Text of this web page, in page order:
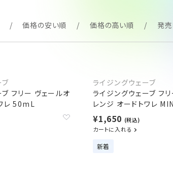
価格の安い順 価格の高い順 発
フリー ヴェールオ
レ 50mL
ライジングウェーブ
ライジングウェーブ フ
レンジ オードトワレ
¥1,650 (税込)
カートに入れる
新着